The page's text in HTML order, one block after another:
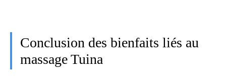
Conclusion des bienfaits liés au
massage Tuina